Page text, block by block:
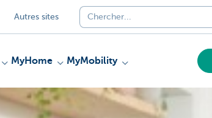
Autres sites
MyHome MyMobility